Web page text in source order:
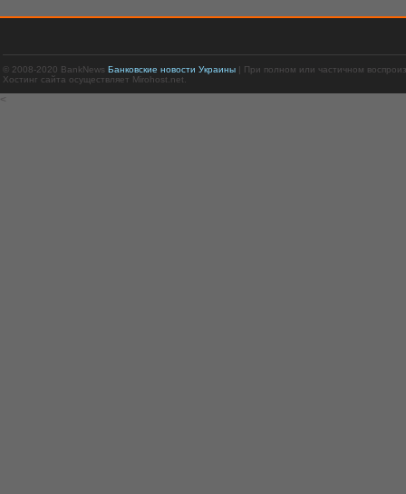
© 2008-2020 BankNews Банковские новости Украины| При полном или частичном
Хостинг сайта осуществляет Mirohost.net.
<